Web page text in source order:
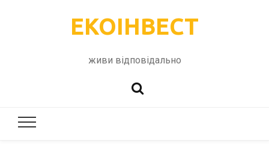
ЕКОІНВЕСТ
живи відповідально